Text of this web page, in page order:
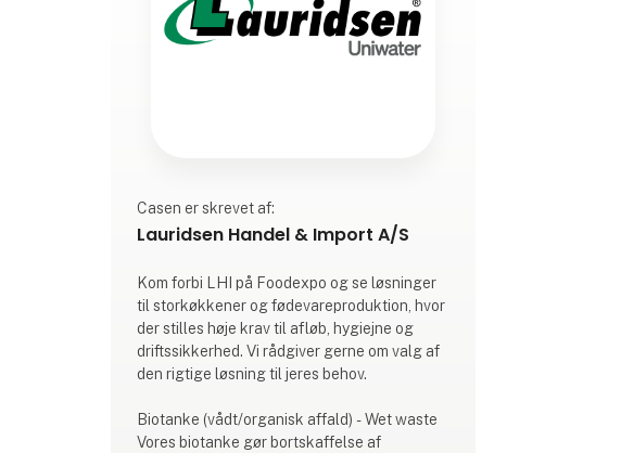
Casen er skrevet af:
Lauridsen Handel & Import A/S
Kom forbi LHI på Foodexpo og se løsninger
til storkøkkener og fødevareproduktion, hvor
der stilles høje krav til afløb, hygiejne og
driftssikkerhed. Vi rådgiver gerne om valg af
den rigtige løsning til jeres behov.
Biotanke (vådt/organisk affald) - Wet waste
Vores biotanke gør bortskaffelse af